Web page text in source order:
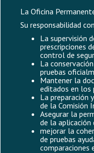
La Oficina
Su responsabilidad
La supervisión
prescripciones
control de
La
pruebas
Mantener la
editados en los
La preparación
de la Comisión
Asegurar la
de la
mejorar la
de pruebas
comparaciones